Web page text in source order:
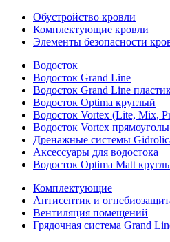
Обустройство кровли
Комплектующие кровли
Элементы безопасности
Водосток
Водосток Grand Line
Водосток Grand Line
Водосток Optima круглый
Водосток Vortex (Lite, Mix,
Водосток Vortex
Дренажные системы
Аксессуары для водостока
Водосток Optima Matt
Комплектующие
Антисептик и
Вентиляция помещений
Грядочная система Grand